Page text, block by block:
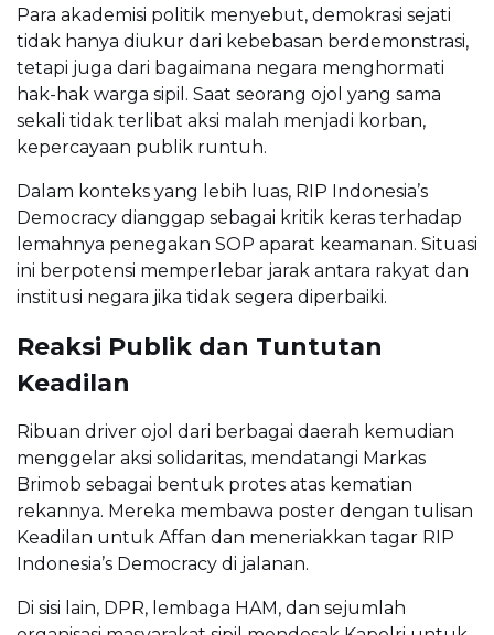
Para akademisi politik menyebut, demokrasi sejati
tidak hanya diukur dari kebebasan berdemonstrasi,
tetapi juga dari bagaimana negara menghormati
hak-hak warga sipil. Saat seorang ojol yang sama
sekali tidak terlibat aksi malah menjadi korban,
kepercayaan publik runtuh.
Dalam konteks yang lebih luas, RIP Indonesia’s
Democracy dianggap sebagai kritik keras terhadap
lemahnya penegakan SOP aparat keamanan. Situasi
ini berpotensi memperlebar jarak antara rakyat dan
institusi negara jika tidak segera diperbaiki.
Reaksi Publik dan Tuntutan
Keadilan
Ribuan driver ojol dari berbagai daerah kemudian
menggelar aksi solidaritas, mendatangi Markas
Brimob sebagai bentuk protes atas kematian
rekannya. Mereka membawa poster dengan tulisan
Keadilan untuk Affan dan meneriakkan tagar RIP
Indonesia’s Democracy di jalanan.
Di sisi lain, DPR, lembaga HAM, dan sejumlah